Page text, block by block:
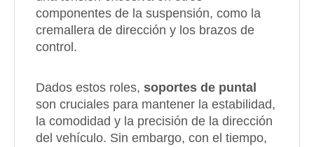
componentes de la suspensión, como la
cremallera de dirección y los brazos de
control.
Dados estos roles, soportes de puntal
son cruciales para mantener la estabilidad,
la comodidad y la precisión de la dirección
del vehículo. Sin embargo, con el tiempo,